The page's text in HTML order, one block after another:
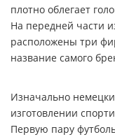
плотно облегает
На передней части
расположены три
название самого
Изначально
изготовлении
Первую пару